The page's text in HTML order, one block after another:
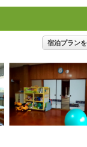
宿泊プラン